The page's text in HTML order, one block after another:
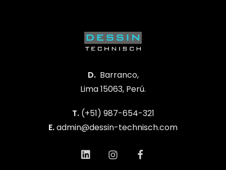
D.Barranco,
Lima 15063, Perú.
T.(+51) 987-654-321
E.admin@dessin-technisch.com